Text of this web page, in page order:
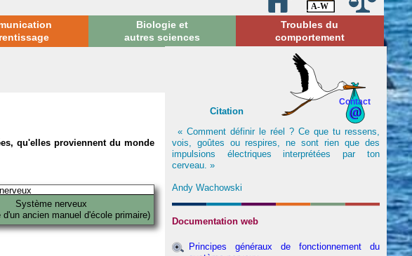
Biologie et
autres sciences
Troubles du
comportement
qu'elles proviennent du monde
Système nerveux
d'un ancien manuel d'école primaire)
Contact
Citation
« Comment définir le réel ? Ce que tu ressens,
vois, goûtes ou respires, ne sont rien que des
impulsions électriques interprétées par ton
cerveau. »
Andy Wachowski
Documentation web
Principes généraux de fonctionnement du